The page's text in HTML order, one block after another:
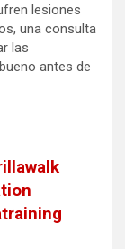
lesiones
una consulta
las
antes de